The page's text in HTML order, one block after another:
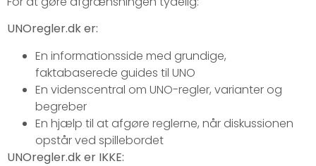
UNOregler.dk er:
En informationsside med grundige,
faktabaserede guides til UNO
En videnscentral om UNO-regler, varianter og
begreber
En hjælp til at afgøre reglerne, når diskussionen
opstår ved spillebordet
UNOregler.dk er IKKE: